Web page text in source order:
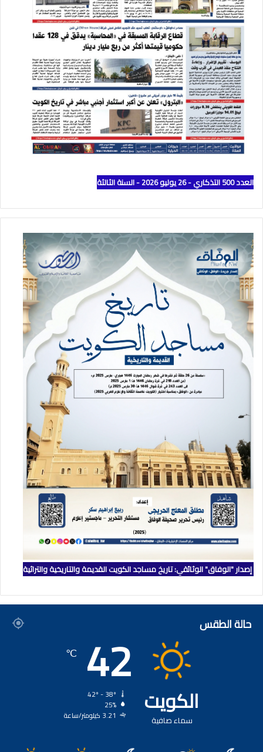
العدد 500 التذكاري - 26 يوليو 2026 - السنة الثالثة
إصدار "الوفاق" الوثائقي: تاريخ مساجد الكويت القديمة والتاريخية والتراثية
حالة الطقس
الكويت
سماء صافية
42
℃
25%
3.21 كيلومتر/ساعة